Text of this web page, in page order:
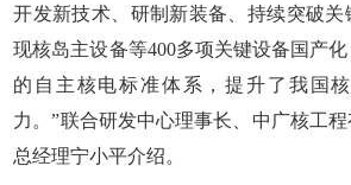
开发新技术、研制新装备、持续突破
现核岛主设备等400多项关键设备国产
的自主核电标准体系，提升了我国
力。”联合研发中心理事长、中广核工程
总经理宁小平介绍。